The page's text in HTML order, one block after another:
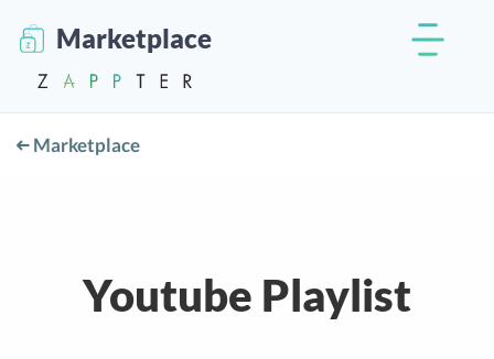
Marketplace
Marketplace
Youtube Playlist